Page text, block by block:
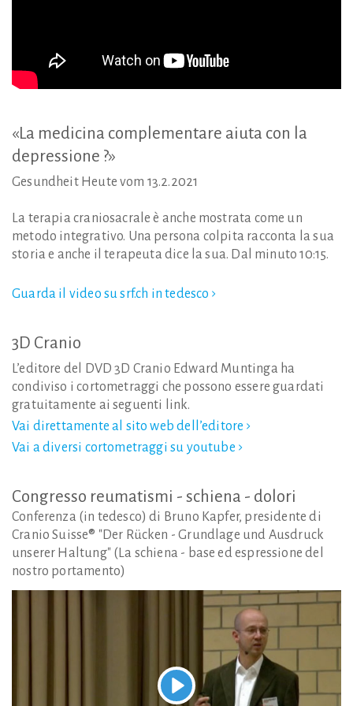
«La medicina complementare aiuta con la
depressione ?»
Gesundheit Heute vom 13.2.2021
La terapia craniosacrale è anche mostrata come un
metodo integrativo. Una persona colpita racconta la sua
storia e anche il terapeuta dice la sua. Dal minuto 10:15.
Guarda il video su srf.ch in tedesco
3D Cranio
L’editore del DVD 3D Cranio Edward Muntinga ha
condiviso i cortometraggi che possono essere guardati
gratuitamente ai seguenti link.
Vai direttamente al sito web dell’editore
Vai a diversi cortometraggi su youtube
Congresso reumatismi - schiena - dolori
Conferenza (in tedesco) di Bruno Kapfer, presidente di
Cranio Suisse® "Der Rücken - Grundlage und Ausdruck
unserer Haltung" (La schiena - base ed espressione del
nostro portamento)
Play